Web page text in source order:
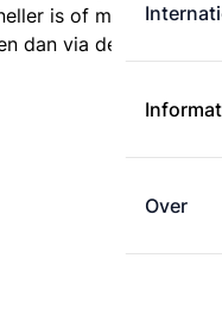
Over
is of met minder
dan via de kortste